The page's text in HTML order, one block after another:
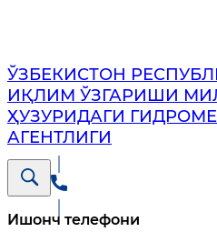
ЎЗБЕКИСТОН
ИҚЛИМ ЎЗГАРИШИ
ҲУЗУРИДАГИ
АГЕНТЛИГИ
Ишонч телефони